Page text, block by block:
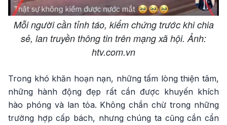
Mỗi người cần tỉnh táo, kiểm chứng trước khi chia
sẻ, lan truyền thông tin trên mạng xã hội. Ảnh:
htv.com.vn
Trong khó khăn hoạn nạn, những tấm lòng thiện tâm,
những hành động đẹp rất cần được khuyến khích
hào phóng và lan tỏa. Không chần chừ trong những
trường hợp cấp bách, nhưng chúng ta cũng cần cẩn